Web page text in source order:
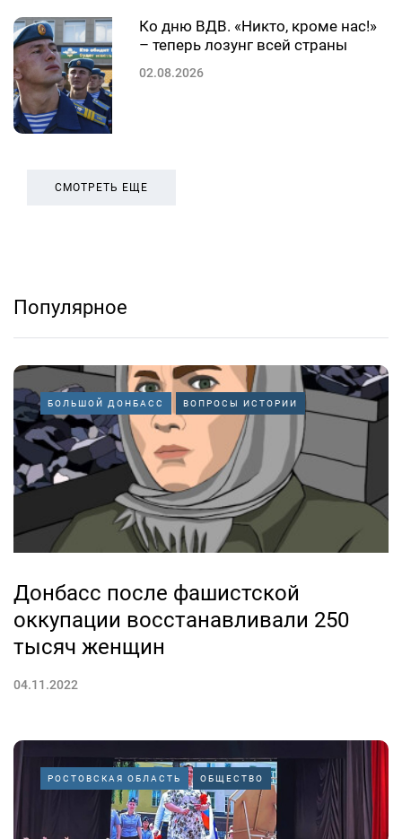
Ко дню ВДВ. «Никто, кроме нас!»
– теперь лозунг всей страны
02.08.2026
СМОТРЕТЬ ЕЩЕ
Популярное
БОЛЬШОЙ ДОНБАСС ВОПРОСЫ ИСТОРИИ
Донбасс после фашистской
оккупации восстанавливали 250
тысяч женщин
04.11.2022
РОСТОВСКАЯ ОБЛАСТЬ ОБЩЕСТВО